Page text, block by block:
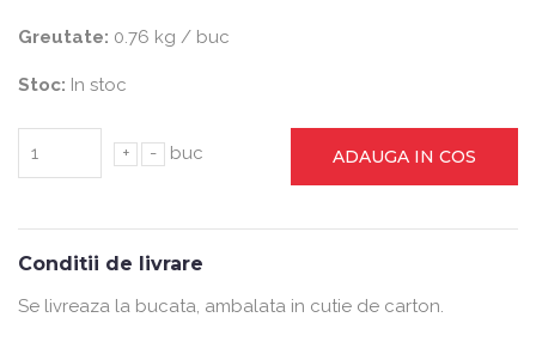
Greutate: 0.76 kg / buc
Stoc: In stoc
+ - buc ADAUGA IN COS
Conditii de livrare
Se livreaza la bucata, ambalata in cutie de carton.